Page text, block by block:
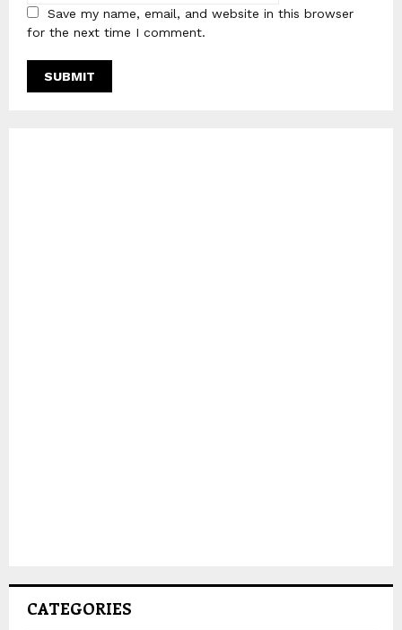
Save my name, email, and website in this browser
for the next time I comment.
CATEGORIES